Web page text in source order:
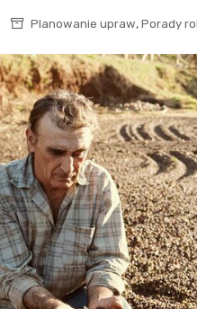
Planowanie upraw, Porady